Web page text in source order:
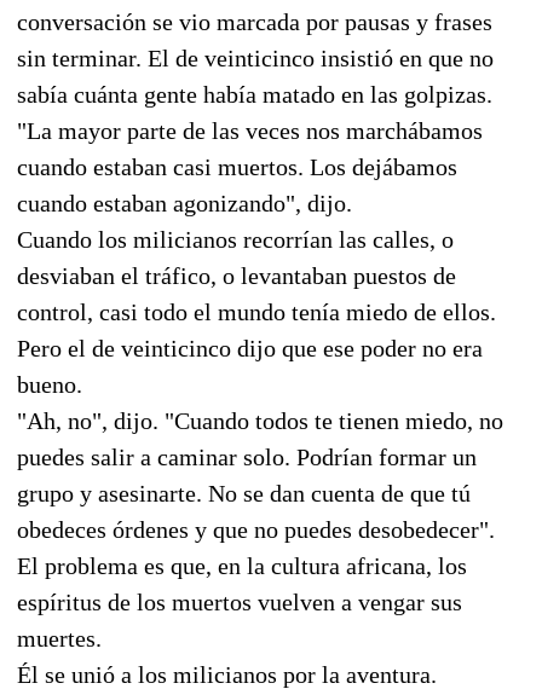
conversación se vio marcada por pausas y frases
sin terminar. El de veinticinco insistió en que no
sabía cuánta gente había matado en las golpizas.
"La mayor parte de las veces nos marchábamos
cuando estaban casi muertos. Los dejábamos
cuando estaban agonizando", dijo.
Cuando los milicianos recorrían las calles, o
desviaban el tráfico, o levantaban puestos de
control, casi todo el mundo tenía miedo de ellos.
Pero el de veinticinco dijo que ese poder no era
bueno.
"Ah, no", dijo. "Cuando todos te tienen miedo, no
puedes salir a caminar solo. Podrían formar un
grupo y asesinarte. No se dan cuenta de que tú
obedeces órdenes y que no puedes desobedecer".
El problema es que, en la cultura africana, los
espíritus de los muertos vuelven a vengar sus
muertes.
Él se unió a los milicianos por la aventura.